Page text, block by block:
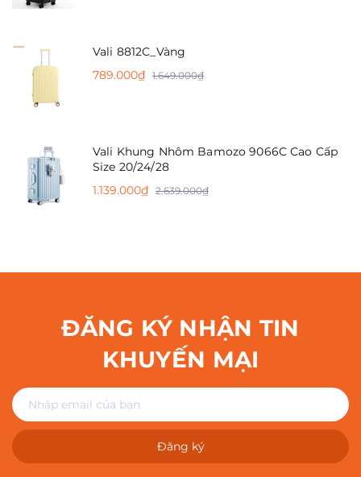
Vali 8812C_Vàng
789.000₫ 1.649.000₫
Vali Khung Nhôm Bamozo 9066C Cao Cấp
Size 20/24/28
1.139.000₫ 2.639.000₫
ĐĂNG KÝ NHẬN TIN
KHUYẾN MẠI
Đăng ký